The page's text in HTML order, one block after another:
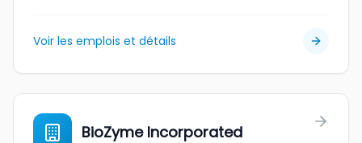
Voir les emplois et détails
BioZyme Incorporated